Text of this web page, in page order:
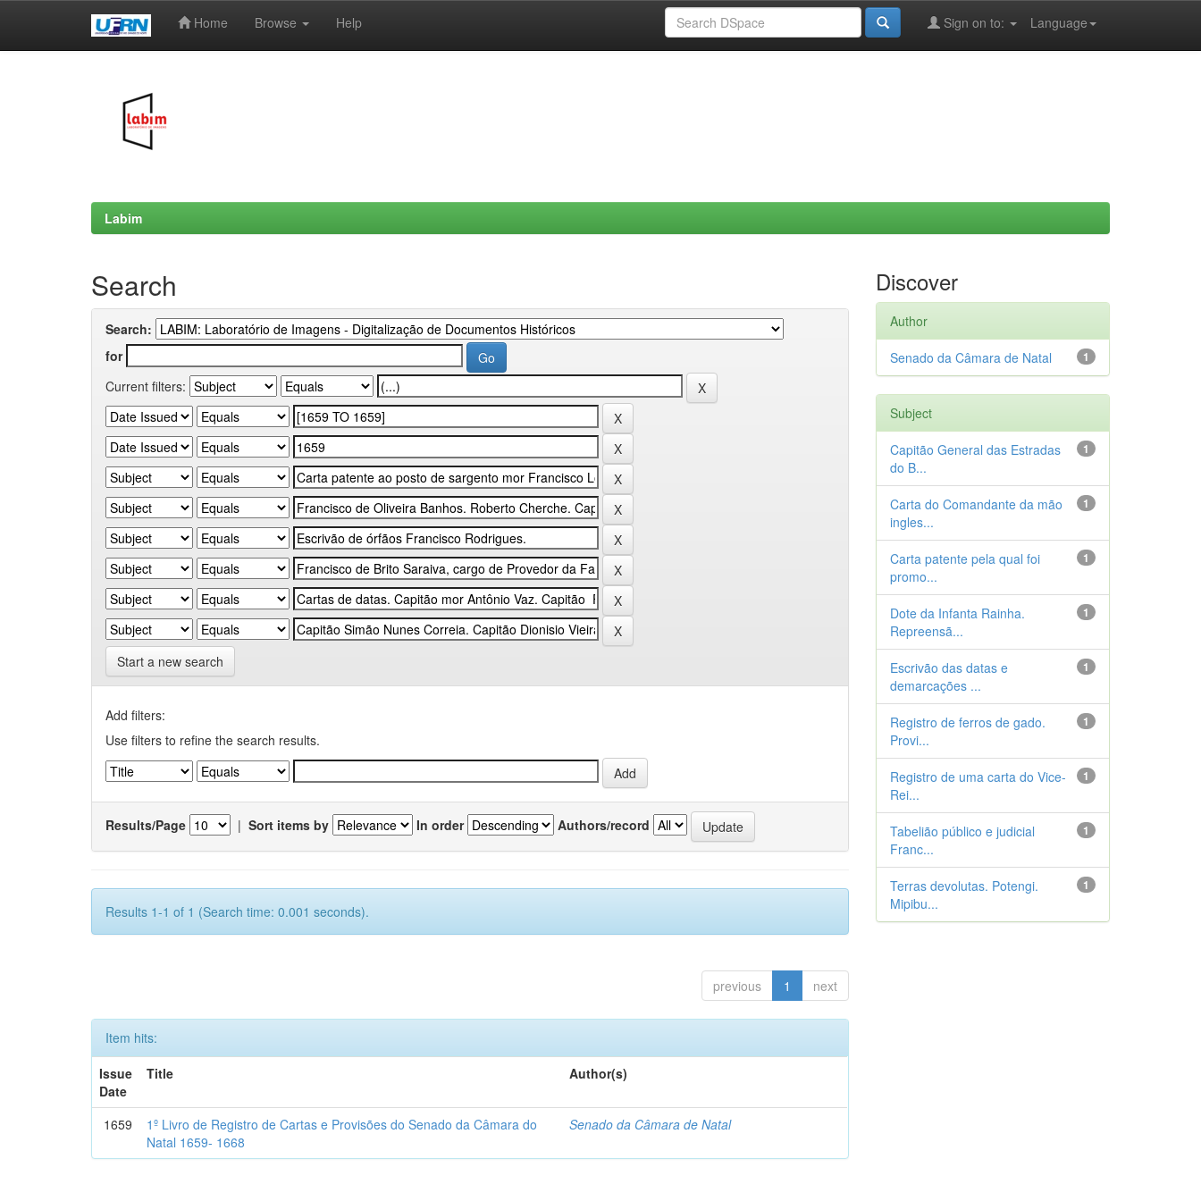
Home Browse Help Language
Sign on to:
Labim
Search
Search:
for
Current filters:
Start a new search
Add filters:
Use filters to refine the search results.
Results/Page | Sort items by In order Authors/record
Results 1-1 of 1 (Search time: 0.001 seconds).
previous 1 next
Item hits:
Issue
Date
Title Author(s)
1659
1º Livro de Registro de Cartas e Provisões do Senado da Câmara do
Natal 1659- 1668
Senado da Câmara de Natal
Discover
Author
1
Senado da Câmara de Natal
Subject
1
Capitão General das Estradas
do B...
1
Carta do Comandante da mão
ingles...
1
Carta patente pela qual foi
promo...
1
Dote da Infanta Rainha.
Repreensã...
1
Escrivão das datas e
demarcações ...
1
Registro de ferros de gado.
Provi...
1
Registro de uma carta do Vice-
Rei...
1
Tabelião público e judicial
Franc...
1
Terras devolutas. Potengi.
Mipibu...